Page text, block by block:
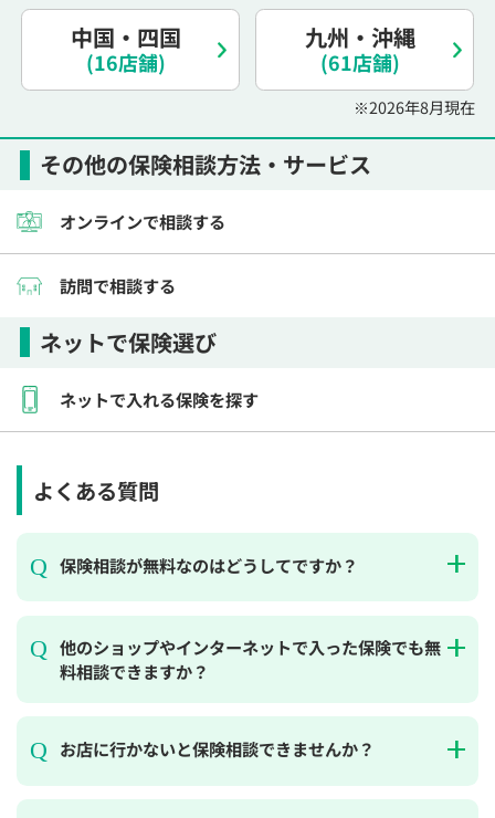
（オンライン保険相談専用）
0120-987-110
平日 / 土日祝日 10:00〜17:00（通話無料）
翌営業日のご連絡となります
その他の保険相談方法・サービス
オンラインで相談する
訪問で相談する
ネットで保険選び
ネットで入れる保険を探す
中国・四国
(16店舗)
九州・沖縄
(61店舗)
※2026年8月現在
よくある質問
保険相談が無料なのはどうしてですか？
他のショップやインターネットで入った保険でも無
料相談できますか？
お店に行かないと保険相談できませんか？